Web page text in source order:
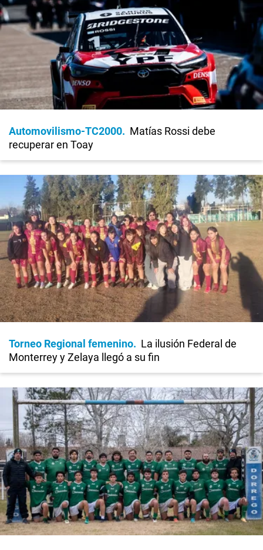
Automovilismo-TC2000
Matías Rossi debe
recuperar en Toay
Torneo Regional femenino
La ilusión Federal de
Monterrey y Zelaya llegó a su fin